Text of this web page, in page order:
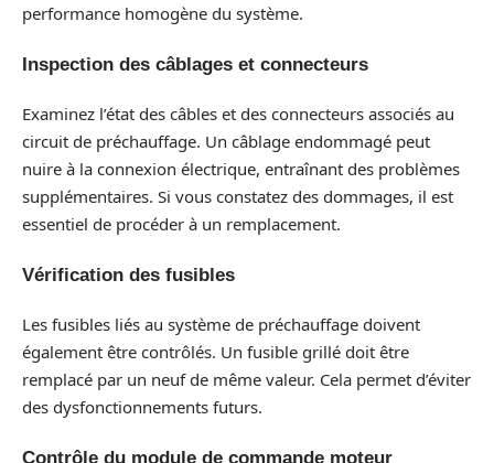
performance homogène du système.
Inspection des câblages et connecteurs
Examinez l’état des câbles et des connecteurs associés au
circuit de préchauffage. Un câblage endommagé peut
nuire à la connexion électrique, entraînant des problèmes
supplémentaires. Si vous constatez des dommages, il est
essentiel de procéder à un remplacement.
Vérification des fusibles
Les fusibles liés au système de préchauffage doivent
également être contrôlés. Un fusible grillé doit être
remplacé par un neuf de même valeur. Cela permet d’éviter
des dysfonctionnements futurs.
Contrôle du module de commande moteur